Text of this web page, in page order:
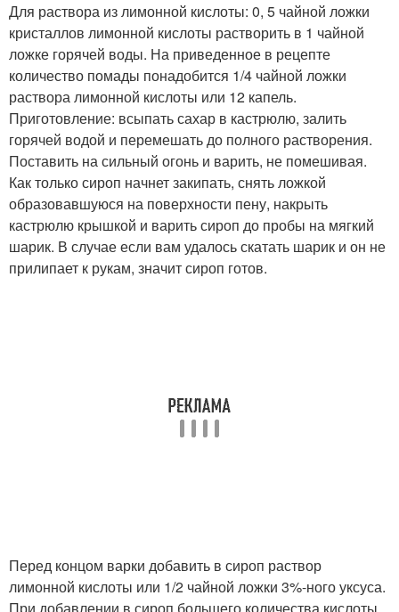
Для раствора из лимонной кислоты: 0, 5 чайной ложки
кристаллов лимонной кислоты растворить в 1 чайной
ложке горячей воды. На приведенное в рецепте
количество помады понадобится 1/4 чайной ложки
раствора лимонной кислоты или 12 капель.
Приготовление: всыпать сахар в кастрюлю, залить
горячей водой и перемешать до полного растворения.
Поставить на сильный огонь и варить, не помешивая.
Как только сироп начнет закипать, снять ложкой
образовавшуюся на поверхности пену, накрыть
кастрюлю крышкой и варить сироп до пробы на мягкий
шарик. В случае если вам удалось скатать шарик и он не
прилипает к рукам, значит сироп готов.
Перед концом варки добавить в сироп раствор
лимонной кислоты или 1/2 чайной ложки 3%-ного уксуса.